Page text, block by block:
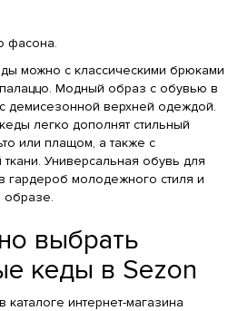
фасона.
можно с классическими брюками
Модный образ с обувью в
демисезонной верхней одеждой.
легко дополнят стильный
или плащом, а также с
Универсальная обувь для
гардероб молодежного стиля и
образе.
выбрать
кеды в Sezon
интернет-магазина